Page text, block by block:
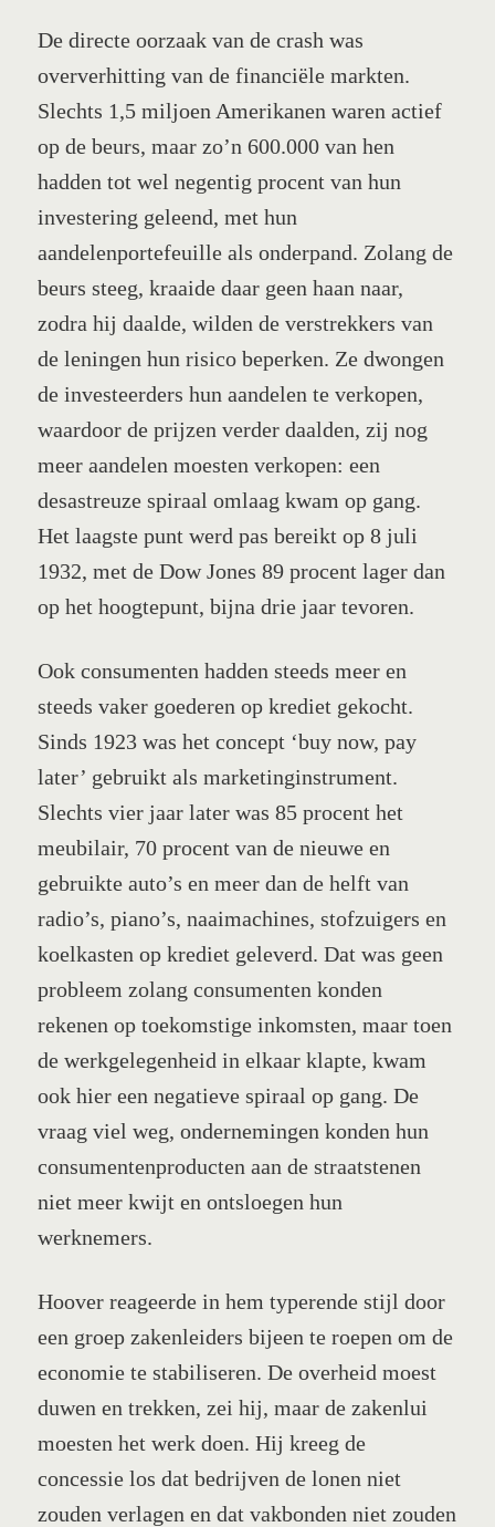
De directe oorzaak van de crash was
oververhitting van de financiële markten.
Slechts 1,5 miljoen Amerikanen waren actief
op de beurs, maar zo’n 600.000 van hen
hadden tot wel negentig procent van hun
investering geleend, met hun
aandelenportefeuille als onderpand. Zolang de
beurs steeg, kraaide daar geen haan naar,
zodra hij daalde, wilden de verstrekkers van
de leningen hun risico beperken. Ze dwongen
de investeerders hun aandelen te verkopen,
waardoor de prijzen verder daalden, zij nog
meer aandelen moesten verkopen: een
desastreuze spiraal omlaag kwam op gang.
Het laagste punt werd pas bereikt op 8 juli
1932, met de Dow Jones 89 procent lager dan
op het hoogtepunt, bijna drie jaar tevoren.
Ook consumenten hadden steeds meer en
steeds vaker goederen op krediet gekocht.
Sinds 1923 was het concept ‘buy now, pay
later’ gebruikt als marketinginstrument.
Slechts vier jaar later was 85 procent het
meubilair, 70 procent van de nieuwe en
gebruikte auto’s en meer dan de helft van
radio’s, piano’s, naaimachines, stofzuigers en
koelkasten op krediet geleverd. Dat was geen
probleem zolang consumenten konden
rekenen op toekomstige inkomsten, maar toen
de werkgelegenheid in elkaar klapte, kwam
ook hier een negatieve spiraal op gang. De
vraag viel weg, ondernemingen konden hun
consumentenproducten aan de straatstenen
niet meer kwijt en ontsloegen hun
werknemers.
Hoover reageerde in hem typerende stijl door
een groep zakenleiders bijeen te roepen om de
economie te stabiliseren. De overheid moest
duwen en trekken, zei hij, maar de zakenlui
moesten het werk doen. Hij kreeg de
concessie los dat bedrijven de lonen niet
zouden verlagen en dat vakbonden niet zouden